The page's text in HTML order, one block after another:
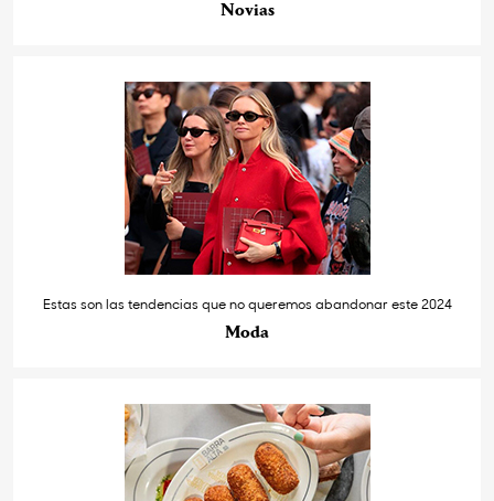
Novias
Estas son las tendencias que no queremos abandonar este 2024
Moda